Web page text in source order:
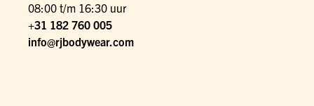
08:00 t/m 16:30 uur
+31 182 760 005
info@rjbodywear.com